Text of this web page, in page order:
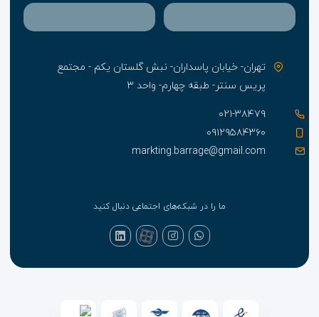
تهران- خیابان پاسداران- نبش گلستان یکم - مجتمع
پریس سنتر- طبقه چهارم- واحد ۳
۰۲۱-۳۸۴۷۹
۰۹۱۲۹۵۸۴۳۶۰
markting.barrage@gmail.com
ما را در شبکه‌های اجتماعی دنبال کنید